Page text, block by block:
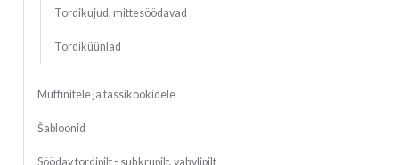
Tordikujud, mittesöödavad
Tordiküünlad
Muffinitele ja tassikookidele
Šabloonid
Söödav tordipilt - suhkrupilt, vahvlipilt